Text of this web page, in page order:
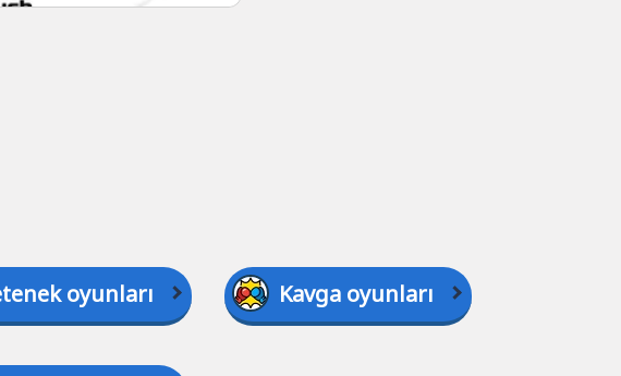
oyunları Kavga oyunları